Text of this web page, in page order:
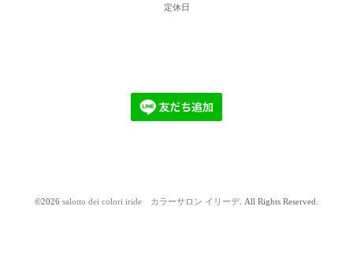
定休日
©2026 salotto dei colori iride カラーサロン イリーデ. All Rights Reserved.